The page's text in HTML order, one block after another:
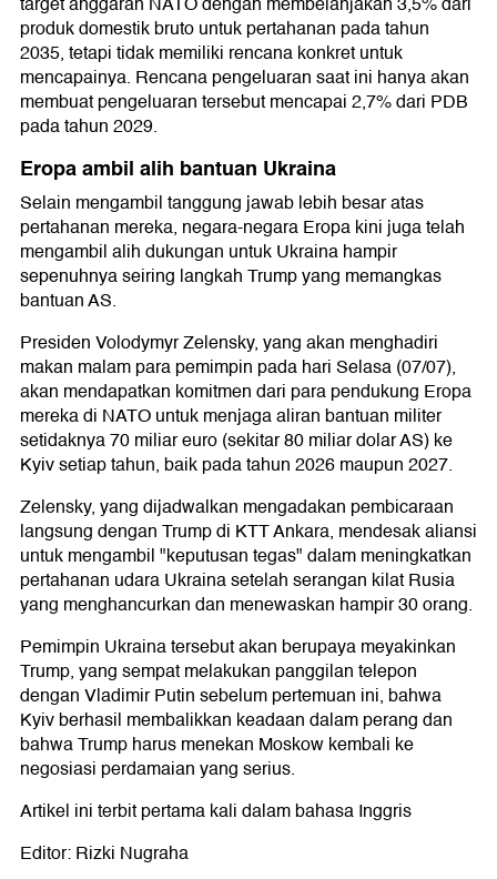
produk domestik bruto untuk pertahanan pada tahun
2035, tetapi tidak memiliki rencana konkret untuk
mencapainya. Rencana pengeluaran saat ini hanya akan
membuat pengeluaran tersebut mencapai 2,7% dari PDB
pada tahun 2029.
Eropa ambil alih bantuan Ukraina
Selain mengambil tanggung jawab lebih besar atas
pertahanan mereka, negara-negara Eropa kini juga telah
mengambil alih dukungan untuk Ukraina hampir
sepenuhnya seiring langkah Trump yang memangkas
bantuan AS.
Presiden Volodymyr Zelensky, yang akan menghadiri
makan malam para pemimpin pada hari Selasa (07/07),
akan mendapatkan komitmen dari para pendukung Eropa
mereka di NATO untuk menjaga aliran bantuan militer
setidaknya 70 miliar euro (sekitar 80 miliar dolar AS) ke
Kyiv setiap tahun, baik pada tahun 2026 maupun 2027.
Zelensky, yang dijadwalkan mengadakan pembicaraan
langsung dengan Trump di KTT Ankara, mendesak aliansi
untuk mengambil "keputusan tegas" dalam meningkatkan
pertahanan udara Ukraina setelah serangan kilat Rusia
yang menghancurkan dan menewaskan hampir 30 orang.
Pemimpin Ukraina tersebut akan berupaya meyakinkan
Trump, yang sempat melakukan panggilan telepon
dengan Vladimir Putin sebelum pertemuan ini, bahwa
Kyiv berhasil membalikkan keadaan dalam perang dan
bahwa Trump harus menekan Moskow kembali ke
negosiasi perdamaian yang serius.
Artikel ini terbit pertama kali dalam bahasa Inggris
Editor: Rizki Nugraha